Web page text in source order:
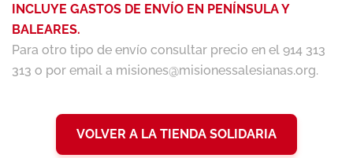
INCLUYE GASTOS DE ENVÍO EN PENÍNSULA Y
BALEARES.
Para otro tipo de envío consultar precio en el 914 313
313 o por email a misiones@misionessalesianas.org.
VOLVER A LA TIENDA SOLIDARIA